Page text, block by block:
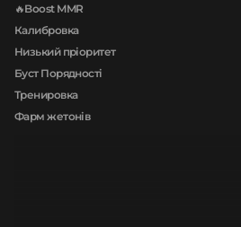
🔥Boost MMR
Калибровка
Низький пріоритет
Буст Порядності
Тренировка
Фарм жетонів